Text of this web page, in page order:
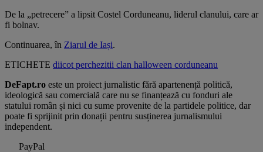
De la „petrecere” a lipsit Costel Corduneanu, liderul clanului, care ar
fi bolnav.
Continuarea, în Ziarul de Iași.
ETICHETE diicot perchezitii clan halloween corduneanu
DeFapt.ro este un proiect jurnalistic fără apartenență politică,
ideologică sau comercială care nu se finanțează cu fonduri ale
statului român și nici cu sume provenite de la partidele politice, dar
poate fi sprijinit prin donații pentru susținerea jurnalismului
independent.
PayPal